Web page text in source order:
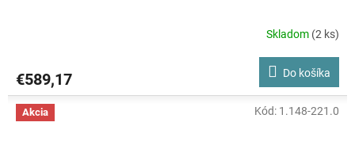
Skladom (2 ks)
€589,17 Do košíka
Akcia Kód: 1.148-221.0